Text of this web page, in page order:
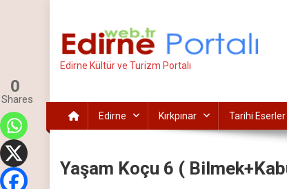
Edirne Kültür ve Turizm Portalı
Edirne Kırkpınar Tarihi Eserler
Yaşam Koçu 6 (
0
Shares